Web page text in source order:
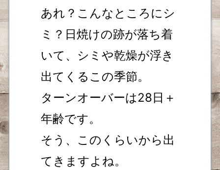
あれ？こんなところにシ
ミ？日焼けの跡が落ち着
いて、シミや乾燥が浮き
出てくるこの季節。
ターンオーバーは28日＋
年齢です。
そう、このくらいから出
てきますよね。